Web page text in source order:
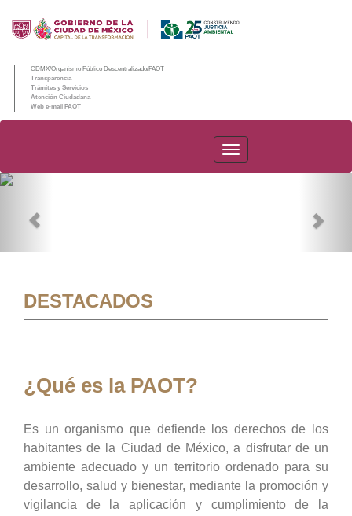
CDMX/Organismo Público Descentralizado/PAOT
Transparencia
Trámites y Servicios
Atención Ciudadana
Web e-mail PAOT
PAOT
DESTACADOS
¿Qué es la PAOT?
Es un organismo que defiende los derechos de los
habitantes de la Ciudad de México, a disfrutar de un
ambiente adecuado y un territorio ordenado para su
desarrollo, salud y bienestar, mediante la promoción y
vigilancia de la aplicación y cumplimiento de la